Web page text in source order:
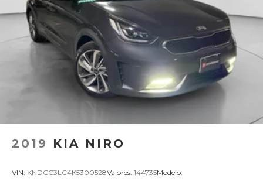
2019 KIA NIRO
VIN: KNDCC3LC4K5300528Valores: 144735Modelo: